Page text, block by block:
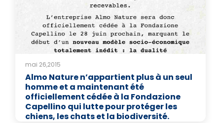
mai 26,2015
Almo Nature n’appartient plus à un seul
homme et a maintenant été
officiellement cédée à la Fondazione
Capellino qui lutte pour protéger les
chiens, les chats et la biodiversité.